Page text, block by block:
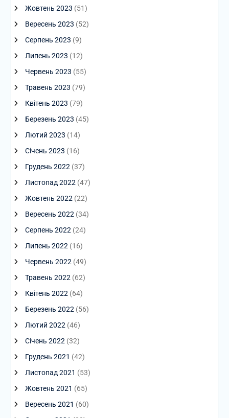
Жовтень 2023 (51)
Вересень 2023 (52)
Серпень 2023 (9)
Липень 2023 (12)
Червень 2023 (55)
Травень 2023 (79)
Квітень 2023 (79)
Березень 2023 (45)
Лютий 2023 (14)
Січень 2023 (16)
Грудень 2022(37)
Листопад 2022(47)
Жовтень 2022(22)
Вересень 2022(34)
Серпень 2022(24)
Липень 2022(16)
Червень 2022(49)
Травень 2022(62)
Квітень 2022(64)
Березень 2022(56)
Лютий 2022(46)
Січень 2022(32)
Грудень 2021 (42)
Листопад 2021 (53)
Жовтень 2021 (65)
Вересень 2021 (60)